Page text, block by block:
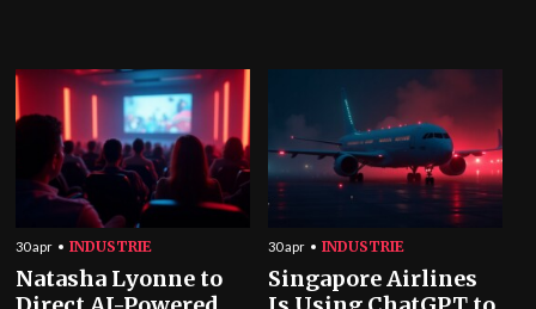
30 apr INDUSTRIE
Natasha Lyonne to
30 apr INDUSTRIE
Singapore Airlines